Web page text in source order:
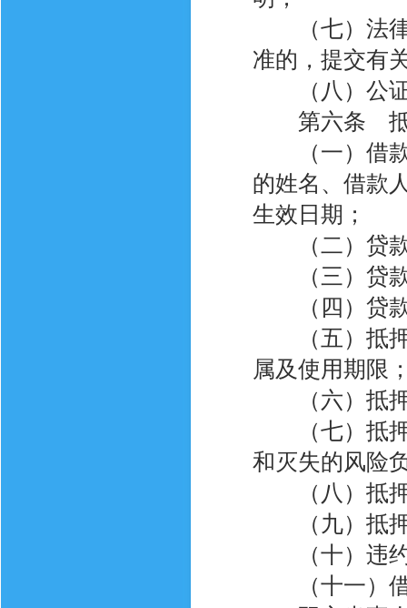
（七）法律
准的，提交有
（八）公证
第六条 抵
（一）借款
的姓名、借款
生效日期；
（二）贷款
（三）贷款
（四）贷款
（五）抵押
属及使用期限
（六）抵押
（七）抵押
和灭失的风险
（八）抵押
（九）抵押
（十）违约
（十一）借